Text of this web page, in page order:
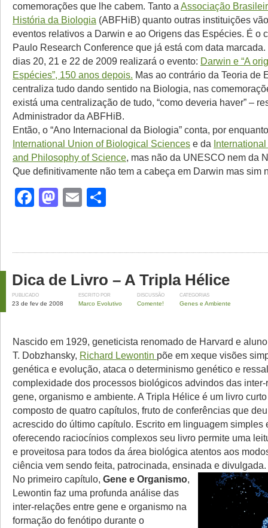
comemorações que lhe cabem. Tanto a Associação
História da Biologia (ABFHiB) quanto outras instituições
eventos relativos a Darwin e ao Origens das Espécies. É o
Paulo Research Conference que já está com data
dias 20, 21 e 22 de 2009 realizará o evento: Darwin e “A
Espécies”, 150 anos depois. Mas ao contrário da Teoria de
centraliza tudo dando sentido na Biologia, nas
existá uma centralização de tudo, “como deveria haver” –
Administrador da ABFHiB.
Então, o “Ano Internacional da Biologia” conta, por
International Union of Biological Sciences e da
and Philosophy of Science, mas não da UNESCO nem da
Que definitivamente não tem a cabeça em Darwin mas sim
Facebook
Mastodon
Email
Dica de Livro – A Tripla Hélice
PUBLICADO
23 de fev de 2008
ESCRITO POR
Marco Evolutivo
DISCUSSÃO
Comente!
CATEGORIAS
Genes e Ambiente
Nascido em 1929, geneticista renomado de Harvard e
T. Dobzhansky, Richard Lewontin põe em xeque visões
genética e evolução, ataca o determinismo genético e
complexidade dos processos biológicos advindos das
gene, organismo e ambiente. A Tripla Hélice é um livro
composto de quatro capítulos, fruto de conferências que
acrescido do último capítulo. Escrito em linguagem simples
oferecendo raciocínios complexos seu livro permite uma
e proveitosa para todos da área biológica atentos aos
ciência vem sendo feita, patrocinada, ensinada e divulgada.
No primeiro capítulo, Gene e Organismo,
Lewontin faz uma profunda análise das
inter-relações entre gene e organismo na
formação do fenótipo durante o